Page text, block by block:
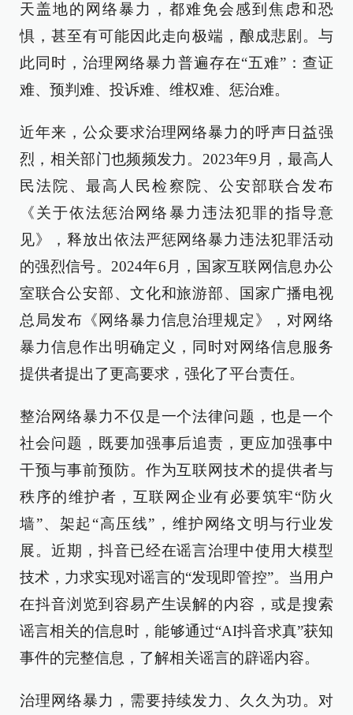
天盖地的网络暴力，都难免会感到焦虑和恐
惧，甚至有可能因此走向极端，酿成悲剧。与
此同时，治理网络暴力普遍存在“五难”：查证
难、预判难、投诉难、维权难、惩治难。
近年来，公众要求治理网络暴力的呼声日益强
烈，相关部门也频频发力。2023年9月，最高人
民法院、最高人民检察院、公安部联合发布
《关于依法惩治网络暴力违法犯罪的指导意
见》，释放出依法严惩网络暴力违法犯罪活动
的强烈信号。2024年6月，国家互联网信息办公
室联合公安部、文化和旅游部、国家广播电视
总局发布《网络暴力信息治理规定》，对网络
暴力信息作出明确定义，同时对网络信息服务
提供者提出了更高要求，强化了平台责任。
整治网络暴力不仅是一个法律问题，也是一个
社会问题，既要加强事后追责，更应加强事中
干预与事前预防。作为互联网技术的提供者与
秩序的维护者，互联网企业有必要筑牢“防火
墙”、架起“高压线”，维护网络文明与行业发
展。近期，抖音已经在谣言治理中使用大模型
技术，力求实现对谣言的“发现即管控”。当用户
在抖音浏览到容易产生误解的内容，或是搜索
谣言相关的信息时，能够通过“AI抖音求真”获知
事件的完整信息，了解相关谣言的辟谣内容。
治理网络暴力，需要持续发力、久久为功。对